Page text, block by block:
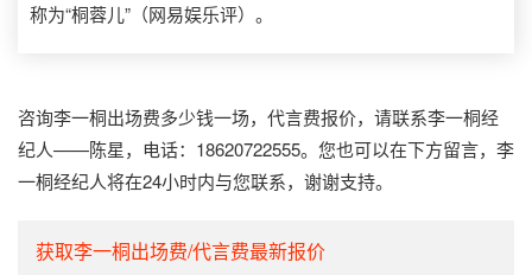
称为“桐蓉儿”（网易娱乐评）。
咨询李一桐出场费多少钱一场，代言费报价，请联系李一桐经
纪人——陈星，电话：18620722555。您也可以在下方留言，李
一桐经纪人将在24小时内与您联系，谢谢支持。
获取李一桐出场费/代言费最新报价